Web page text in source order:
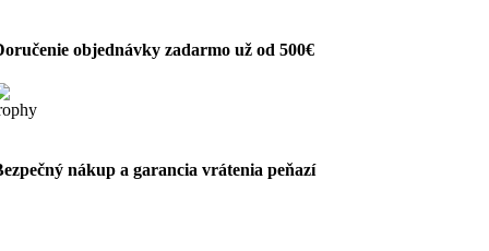
objednávky zadarmo už od 500€
nákup a garancia vrátenia peňazí